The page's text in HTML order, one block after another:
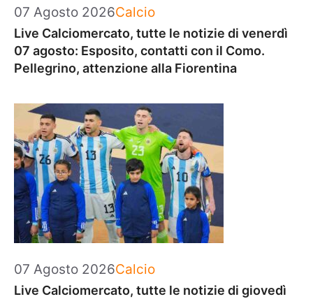
07 Agosto 2026Categorie
Calcio
Live Calciomercato, tutte le notizie di venerdì
07 agosto: Esposito, contatti con il Como.
Pellegrino, attenzione alla Fiorentina
07 Agosto 2026Categorie
Calcio
Live Calciomercato, tutte le notizie di giovedì